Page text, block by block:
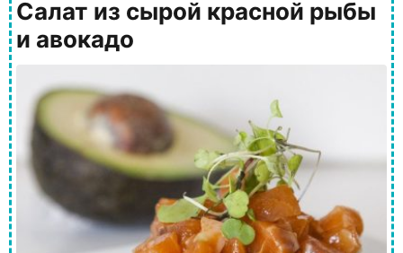
Салат из сырой красной рыбы
и авокадо